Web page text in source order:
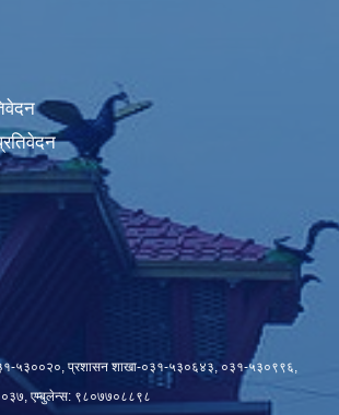
५३००२०, प्रशासन शाखा-०३१-५३०६४३, ०३१-५३०९९६,
एम्बुलेन्स: ९८०७७०८८९८